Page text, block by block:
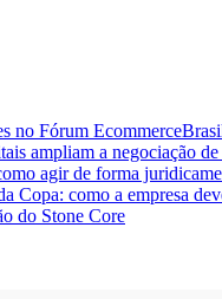
no Fórum
ampliam a negociação
agir de forma
Copa: como a empresa
do Stone Core